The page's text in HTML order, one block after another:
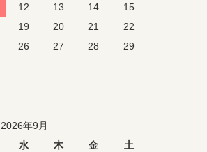
12 13 14
15
19 20 21
22
26 27 28
29
2026年9月
水 木 金
土